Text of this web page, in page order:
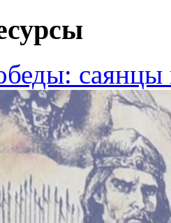
саянцы